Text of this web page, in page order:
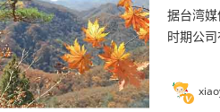
据台湾
时期公